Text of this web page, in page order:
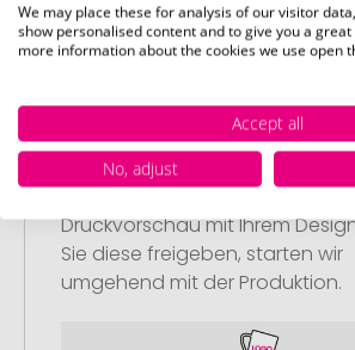
Artikelvorschau und Freigabe
Sie erhalten von uns eine
Druckvorschau mit Ihrem
Sie diese freigeben, starten wir
umgehend mit der Produktion.
We may place these for analysis of our visitor
show personalised content and to give you a
more information about the cookies we use open
Accept all
No, adjust